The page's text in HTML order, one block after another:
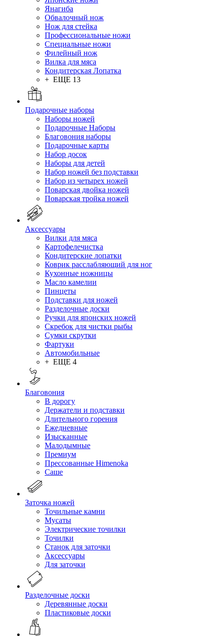
Янагиба
Обвалочный нож
Нож для стейка
Профессиональные ножи
Специальные ножи
Филейный нож
Вилка для мяса
Кондитерская Лопатка
+ ЕЩЕ 13
Подарочные наборы
Наборы ножей
Подарочные Наборы
Благовония наборы
Подарочные карты
Набор досок
Наборы для детей
Набор ножей без подставки
Набор из четырех ножей
Поварская двойка ножей
Поварская тройка ножей
Аксессуары
Вилки для мяса
Картофелечистка
Кондитерские лопатки
Коврик расслабляющий для ног
Кухонные ножницы
Масло камелии
Пинцеты
Подставки для ножей
Разделочные доски
Ручки для японских ножей
Скребок для чистки рыбы
Сумки скрутки
Фартуки
Автомобильные
+ ЕЩЕ 4
Благовония
В дорогу
Держатели и подставки
Длительного горения
Ежедневные
Изысканные
Малодымные
Премиум
Прессованные Himenoka
Саше
Заточка ножей
Точильные камни
Мусаты
Электрические точилки
Точилки
Станок для заточки
Аксессуары
Для заточки
Разделочные доски
Деревянные доски
Пластиковые доски